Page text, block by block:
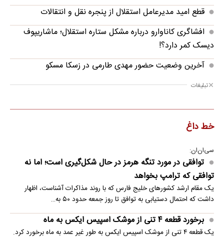
قطع امید مدیرعامل استقلال از پنجره نقل و انتقالات
افشاگری کاناوارو درباره مشکل ستاره استقلال؛ ماشاریپوف
دیسک کمر دارد؟!
آخرین وضعیت حضور مهدی طارمی در زسکا مسکو
تبلیغات
خط داغ
سی‌ان‌ان:
توافقی در مورد تنگه هرمز در حال شکل‌گیری است؛ اما نه
توافقی که ترامپ بخواهد
یک مقام ارشد کشورهای خلیج فارس که با روند مذاکرات آشناست، اظهار
داشت که احتمال دستیابی به توافق تا روز جمعه حدود ۵۰ به…
برخورد قطعه ۴ تنی از موشک اسپیس ایکس به ماه
یک قطعه ۴ تنی از موشک اسپیس ایکس به طور غیر عمد به ماه برخورد کرد.